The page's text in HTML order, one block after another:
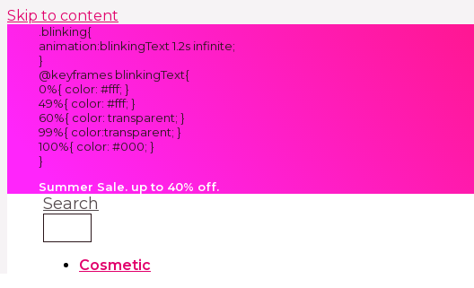
Skip to content
.blinking{
animation:blinkingText 1.2s infinite;
}
@keyframes blinkingText{
0%{ color: #fff; }
49%{ color: #fff; }
60%{ color: transparent; }
99%{ color:transparent; }
100%{ color: #000; }
}
Summer Sale. up to 40% off.
Search
Cosmetic